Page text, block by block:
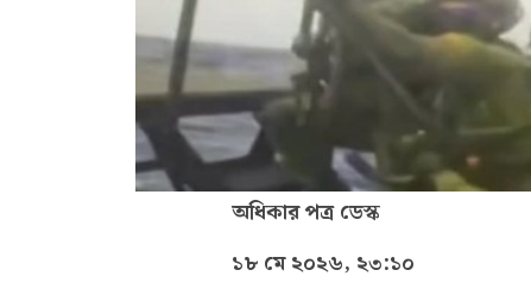
অধিকার পত্র ডেস্ক
১৮ মে ২০২৬, ২৩:১০